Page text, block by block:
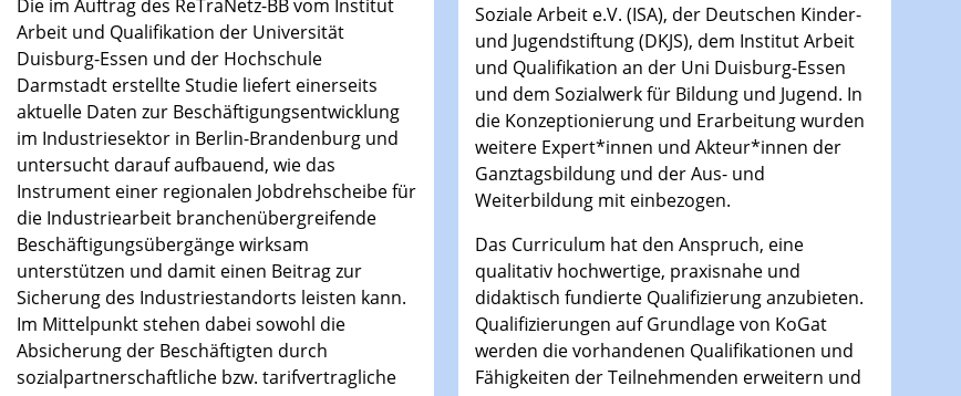
Die im Auftrag des ReTraNetz-BB vom Institut
Arbeit und Qualifikation der Universität
Duisburg-Essen und der Hochschule
Darmstadt erstellte Studie liefert einerseits
aktuelle Daten zur Beschäftigungsentwicklung
im Industriesektor in Berlin-Brandenburg und
untersucht darauf aufbauend, wie das
Instrument einer regionalen Jobdrehscheibe für
die Industriearbeit branchenübergreifende
Beschäftigungsübergänge wirksam
unterstützen und damit einen Beitrag zur
Sicherung des Industriestandorts leisten kann.
Im Mittelpunkt stehen dabei sowohl die
Absicherung der Beschäftigten durch
sozialpartnerschaftliche bzw. tarifvertragliche
Soziale Arbeit e.V. (ISA), der Deutschen Kinder-
und Jugendstiftung (DKJS), dem Institut Arbeit
und Qualifikation an der Uni Duisburg-Essen
und dem Sozialwerk für Bildung und Jugend. In
die Konzeptionierung und Erarbeitung wurden
weitere Expert*innen und Akteur*innen der
Ganztagsbildung und der Aus- und
Weiterbildung mit einbezogen.
Das Curriculum hat den Anspruch, eine
qualitativ hochwertige, praxisnahe und
didaktisch fundierte Qualifizierung anzubieten.
Qualifizierungen auf Grundlage von KoGat
werden die vorhandenen Qualifikationen und
Fähigkeiten der Teilnehmenden erweitern und